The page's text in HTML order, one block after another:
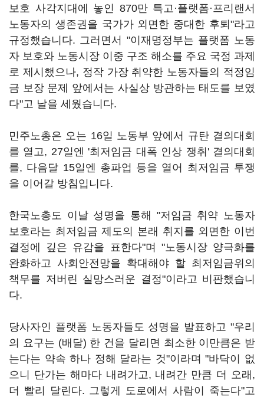
보호 사각지대에 놓인 870만 특고·플랫폼·프리랜서
노동자의 생존권을 국가가 외면한 중대한 후퇴"라고
규정했습니다. 그러면서 "이재명정부는 플랫폼 노동
자 보호와 노동시장 이중 구조 해소를 주요 국정 과제
로 제시했으나, 정작 가장 취약한 노동자들의 적정임
금 보장 문제 앞에서는 사실상 방관하는 태도를 보였
다"고 날을 세웠습니다.
민주노총은 오는 16일 노동부 앞에서 규탄 결의대회
를 열고, 27일엔 '최저임금 대폭 인상 쟁취' 결의대회
를, 다음달 15일엔 총파업 등을 열어 최저임금 투쟁
을 이어갈 방침입니다.
한국노총도 이날 성명을 통해 "저임금 취약 노동자
보호라는 최저임금 제도의 본래 취지를 외면한 이번
결정에 깊은 유감을 표한다"며 "노동시장 양극화를
완화하고 사회안전망을 확대해야 할 최저임금위의
책무를 저버린 실망스러운 결정"이라고 비판했습니
다.
당사자인 플랫폼 노동자들도 성명을 발표하고 "우리
의 요구는 (배달) 한 건을 달리면 최소한 이만큼은 받
는다는 약속 하나 정해 달라는 것"이라며 "바닥이 없
으니 단가는 해마다 내려가고, 내려간 만큼 더 오래,
더 빨리 달린다. 그렇게 도로에서 사람이 죽는다"고